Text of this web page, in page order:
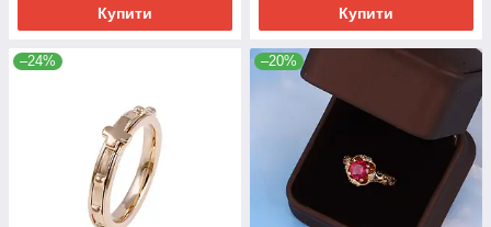
Купити Купити
–24% –20%